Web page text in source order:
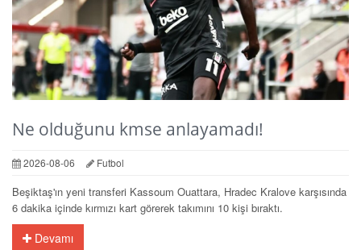
Ne olduğunu kmse anlayamadı!
2026-08-06 Futbol
Beşiktaş'ın yeni transferi Kassoum Ouattara, Hradec Kralove karşısında
6 dakika içinde kırmızı kart görerek takımını 10 kişi bıraktı.
Devamı